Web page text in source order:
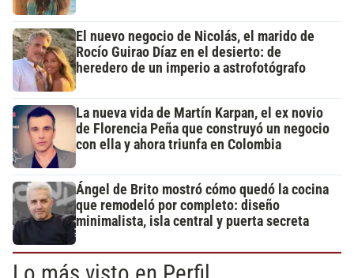
El nuevo negocio de Nicolás, el marido de
Rocío Guirao Díaz en el desierto: de
heredero de un imperio a astrofotógrafo
La nueva vida de Martín Karpan, el ex novio
de Florencia Peña que construyó un negocio
con ella y ahora triunfa en Colombia
Ángel de Brito mostró cómo quedó la cocina
que remodeló por completo: diseño
minimalista, isla central y puerta secreta